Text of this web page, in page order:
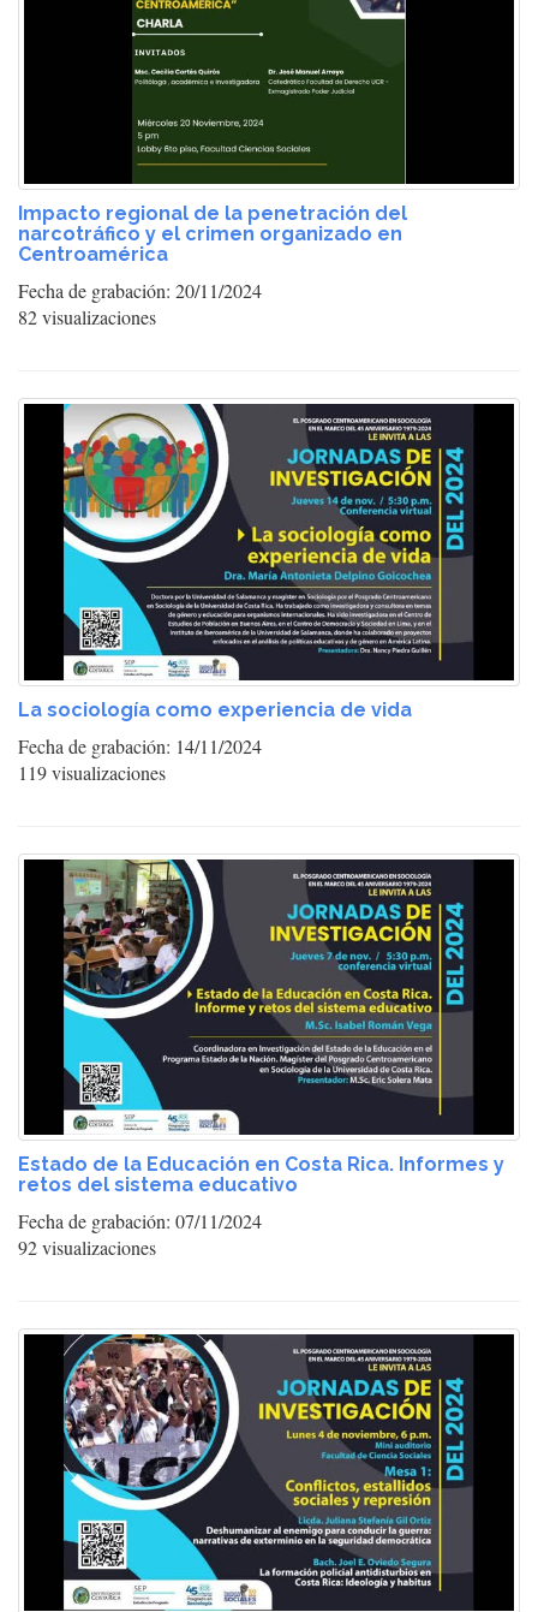
Impacto regional de la penetración del
narcotráfico y el crimen organizado en
Centroamérica
Fecha de grabación: 20/11/2024
82 visualizaciones
La sociología como experiencia de vida
Fecha de grabación: 14/11/2024
119 visualizaciones
Estado de la Educación en Costa Rica. Informes y
retos del sistema educativo
Fecha de grabación: 07/11/2024
92 visualizaciones